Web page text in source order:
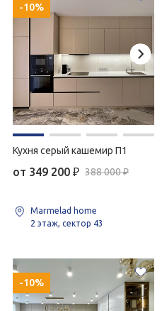
-10%
Кухня серый кашемир П1
от 349 200 ₽ 388 000 ₽
Marmelad home
2 этаж, сектор 43
-10%